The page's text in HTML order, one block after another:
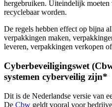
hergebruiken. Uiteindelijk moeten
recyclebaar worden.
De regels hebben effect op bijna
verpakkingen maken,
leveren, verpakkingen verkopen
Cyberbeveiligingswet
systemen cyberveilig zijn*
Dit is de Nederlandse versie van
De Cbw geldt vooral voor